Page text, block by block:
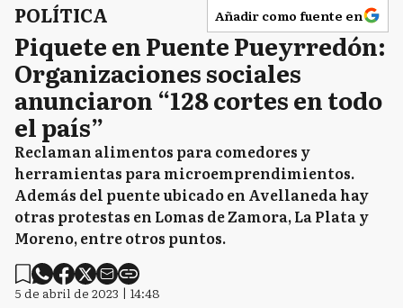
POLÍTICA Añadir como fuente en
Piquete en Puente Pueyrredón:
Organizaciones sociales
anunciaron “128 cortes en todo
el país”
Reclaman alimentos para comedores y
herramientas para microemprendimientos.
Además del puente ubicado en Avellaneda hay
otras protestas en Lomas de Zamora, La Plata y
Moreno, entre otros puntos.
5 de abril de 2023 | 14:48